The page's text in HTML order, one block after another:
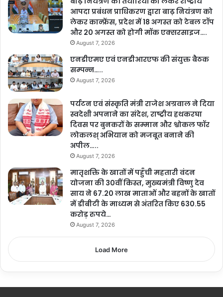
BJP
Coimbatore Lok Sabha seat dmk
INDIA bloc
K Annamalai
Lok Sabha Elections 2024
Lok Sabha elections first phase
Nagpur लोकसभा चुनाव 2024
Nitin Gadkari
opposition
South India
एआईएडीएमके
एनडीए के अन्नामलाई
डीएमके
तमिलनाडु
बड़े चेहरे
बीजेपी महाराष्ट्र लोकसभा चुनाव पहला चरण विपक्ष
आपदा प्रबंधन प्राधिकरण द्वारा बाढ़ नियंत्रण को
लेकर कान्फ्रेंस, प्रदेश में 18 अगस्त को टेबल टॉप
और 20 अगस्त को होगी मॉक एक्सरसाइज….
August 7, 2026
एनडीएमए एवं एनडीआरएफ की संयुक्त बैठक
सम्पन्न…..
August 7, 2026
पर्यटन एवं संस्कृति मंत्री राजेश अग्रवाल ने दिया
स्वदेशी अपनाने का संदेश, राष्ट्रीय हथकरघा
दिवस पर बुनकरों के सम्मान और श्वोकल फॉर
लोकलश् अभियान को मजबूत बनाने की
अपील…..
August 7, 2026
मातृशक्ति के खातों में पहुँची महतारी वंदन
योजना की 30वीं किस्त, मुख्यमंत्री विष्णु देव
साय ने 67.20 लाख माताओं और बहनों के खातों
में डीबीटी के माध्यम से अंतरित किए 630.55
करोड़ रुपये…
August 7, 2026
Load More